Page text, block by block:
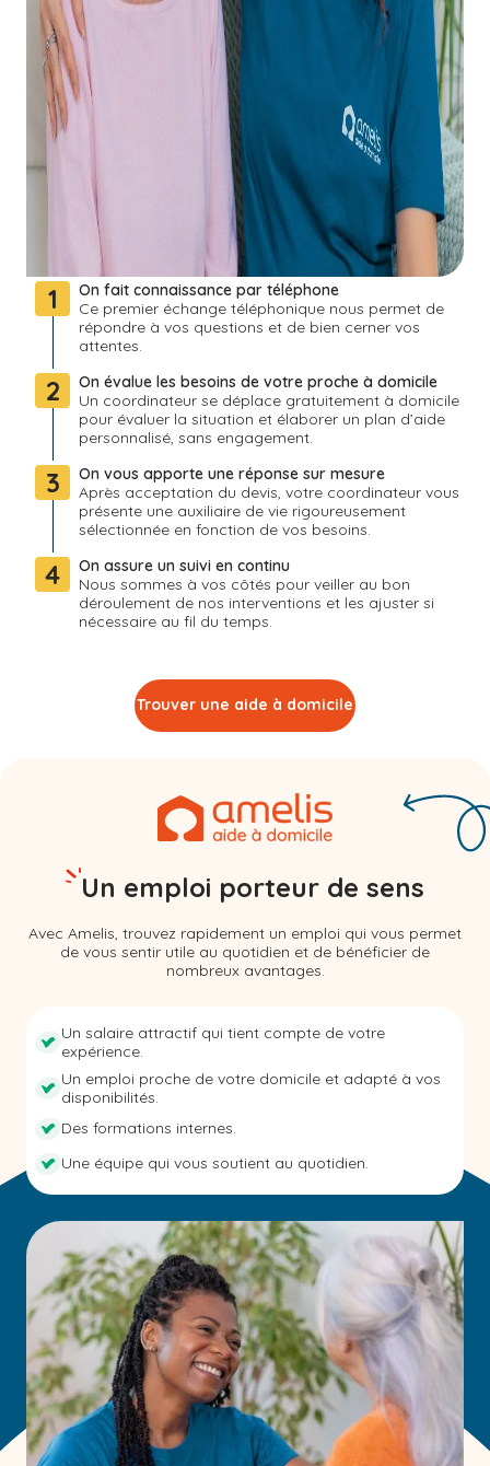
1
On fait connaissance par téléphone
Ce premier échange téléphonique nous permet de
répondre à vos questions et de bien cerner vos
attentes.
2
On évalue les besoins de votre proche à domicile
Un coordinateur se déplace gratuitement à domicile
pour évaluer la situation et élaborer un plan d’aide
personnalisé, sans engagement.
3
On vous apporte une réponse sur mesure
Après acceptation du devis, votre coordinateur vous
présente une auxiliaire de vie rigoureusement
sélectionnée en fonction de vos besoins.
4
On assure un suivi en continu
Nous sommes à vos côtés pour veiller au bon
déroulement de nos interventions et les ajuster si
nécessaire au fil du temps.
Trouver une aide à domicile
Un emploi porteur de sens
Avec Amelis, trouvez rapidement un emploi qui vous permet
de vous sentir utile au quotidien et de bénéficier de
nombreux avantages.
Un salaire attractif qui tient compte de votre
expérience.
Un emploi proche de votre domicile et adapté à vos
disponibilités.
Des formations internes.
Une équipe qui vous soutient au quotidien.